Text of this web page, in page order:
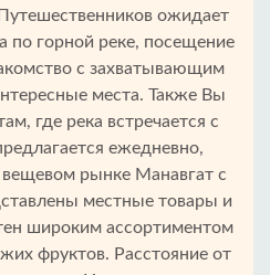
ожидает
по горной реке, посещение
с захватывающим
места. Также Вы
где река встречается с
ежедневно,
вещевом рынке Манавгат с
местные товары и
широким ассортиментом
фруктов. Расстояние от